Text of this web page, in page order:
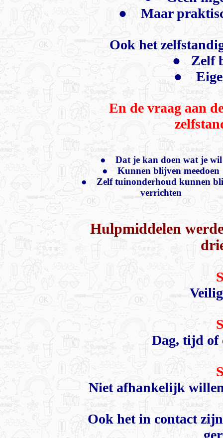
● Maar
Ook het
● Zelf
●
En de vraag aan
● Dat je kan doen wat je wil
● Kunnen blijven meedoen
● Zelf tuinonderhoud kunnen
verrichten
Hulpmiddelen
Dag, tijd
Niet afhankelijk
Ook het in contact